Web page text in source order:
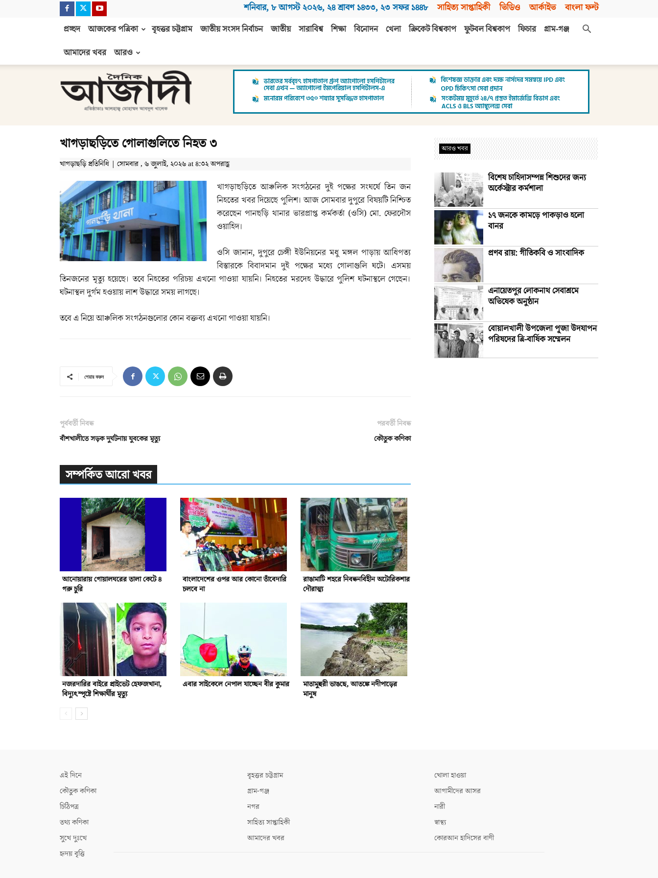
শনিবার, ৮ আগস্ট ২০২৬, ২৪ শ্রাবণ ১৪৩৩, ২৩ সফর ১৪৪৮ সাহিত্য সাপ্তাহিকী ভিডিও আর্কাইভ বাংলা ফন্ট
প্রচ্ছদ আজকের পত্রিকা বৃহত্তর চট্টগ্রাম জাতীয় সংসদ নির্বাচন জাতীয় সারাবিশ্ব শিক্ষা বিনোদন খেলা ক্রিকেট বিশ্বকাপ ফুটবল বিশ্বকাপ ফিচার
গ্রাম-গঞ্জ
আমাদের খবর
আরও
আজাদী
খাগড়াছড়িতে গোলাগুলিতে নিহত ৩
খাগড়াছড়ি প্রতিনিধি | সোমবার , ৬ জুলাই, ২০২৬ at ৪:৩২ অপরাহ্ণ
খাগড়াছড়িতে আঞ্চলিক সংগঠনের দুই পক্ষের সংঘর্ষে তিন জন
নিহতের খবর দিয়েছে পুলিশ। আজ সোমবার দুপুরে বিষয়টি নিশ্চিত
করেছেন পানছড়ি থানার ভারপ্রাপ্ত কর্মকর্তা (ওসি) মো. ফেরদৌস
ওয়াহিদ।
ওসি জানান, দুপুরে চেঙ্গী ইউনিয়নের মধু মঙ্গল পাড়ায় আধিপত্য
বিস্তারকে বিবাদমান দুই পক্ষের মধ্যে গোলাগুলি ঘটে। এসময়
তিনজনের মৃত্যু হয়েছে। তবে নিহতের পরিচয় এখনো পাওয়া যায়নি। নিহতের মরদেহ উদ্ধারে পুলিশ ঘটনাস্থলে গেছেন।
ঘটনাস্থল দুর্গম হওয়ায় লাশ উদ্ধারে সময় লাগছে।
তবে এ নিয়ে আঞ্চলিক সংগঠনগুলোর কোন বক্তব্য এখনো পাওয়া যায়নি।
শেয়ার করুন
পূর্ববর্তী নিবন্ধ
বাঁশখালীতে সড়ক দুর্ঘটনায় যুবকের মৃত্যু
পরবর্তী নিবন্ধ
কৌতুক কণিকা
সম্পর্কিত আরো খবর
আনোয়ারায় গোয়ালঘরের তালা কেটে ৪
গরু চুরি
বাংলাদেশের ওপর আর কোনো তাঁবেদারি
চলবে না
রাঙামাটি শহরে নিবন্ধনবিহীন অটোরিকশার
দৌরাত্ম্য
নজরদারির বাইরে প্রাইভেট হেফজখানা,
বিদ্যুৎস্পৃষ্টে শিক্ষার্থীর মৃত্যু
এবার সাইকেলে নেপাল যাচ্ছেন বীর কুমার
মাতামুহুরী ভাঙছে, আতঙ্কে নদীপাড়ের
মানুষ
আরও খবর
বিশেষ চাহিদাসম্পন্ন শিশুদের জন্য
অর্কেস্ট্রার কর্মশালা
১৭ জনকে কামড়ে পাকড়াও হলো
বানর
প্রণব রায়: গীতিকবি ও সাংবাদিক
এনায়েতপুর লোকনাথ সেবাশ্রমে
অভিষেক অনুষ্ঠান
বোয়ালখালী উপজেলা পূজা উদযাপন
পরিষদের ত্রি-বার্ষিক সম্মেলন
এই দিনে
কৌতুক কণিকা
চিঠিপত্র
তথ্য কণিকা
সুখে দুঃখে
হৃদয় বৃত্তি
বৃহত্তর চট্টগ্রাম
গ্রাম-গঞ্জ
নগর
সাহিত্য সাপ্তাহিকী
আমাদের খবর
খোলা হাওয়া
আগামীদের আসর
নারী
স্বাস্থ্য
কোরআন হাদিসের বাণী